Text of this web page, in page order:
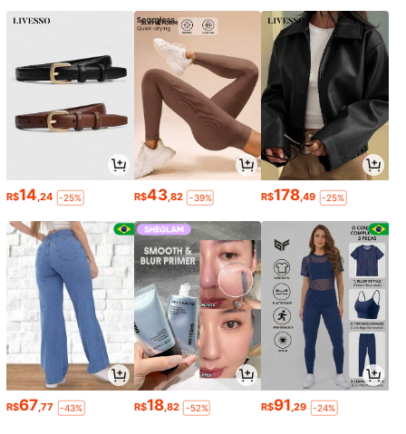
R$14,24 -25% R$43,82 -39% R$178,49 -25%
R$67,77 -43% R$18,82 -52% R$91,29 -24%